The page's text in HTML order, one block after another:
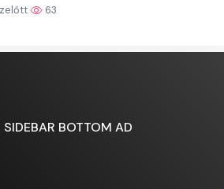
63
SIDEBAR BOTTOM AD